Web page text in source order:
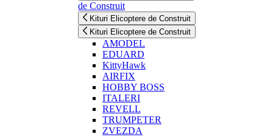
de Construit
Kituri Elicoptere de Construit
Kituri Elicoptere de Construit
AMODEL
EDUARD
KittyHawk
AIRFIX
HOBBY BOSS
ITALERI
REVELL
TRUMPETER
ZVEZDA